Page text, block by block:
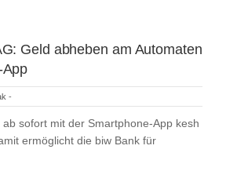
Geld abheben am Automaten
-
sofort mit der Smartphone-App kesh
ermöglicht die biw Bank für